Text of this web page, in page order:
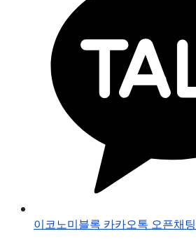
이코노미블록 카카오톡 오픈채